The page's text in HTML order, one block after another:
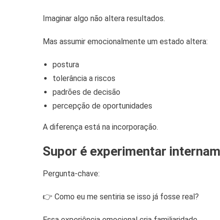
Imaginar algo não altera resultados.
Mas assumir emocionalmente um estado altera:
postura
tolerância a riscos
padrões de decisão
percepção de oportunidades
A diferença está na incorporação.
Supor é experimentar
Pergunta-chave:
👉 Como eu me sentiria se isso já fosse real?